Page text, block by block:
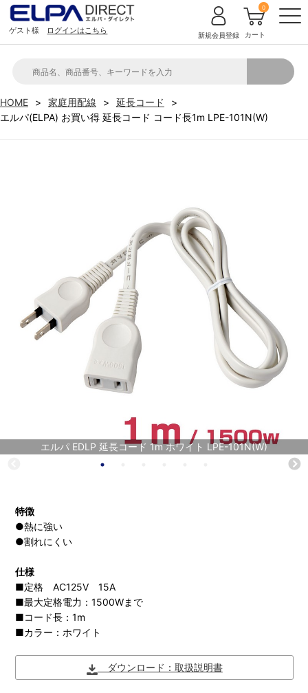
ゲスト様 ログインはこちら 新規会員登録 カート
0
HOME 家庭用配線
延長コード
エルパ(ELPA) お買い得 延長コード コード長1m LPE-101N(W)
エルパ EDLP 延長コード 1m ホワイト LPE-101N(W)
特徴
●熱に強い
●割れにくい
仕様
■定格 AC125V 15A
■最大定格電力：1500Wまで
■コード長：1m
■カラー：ホワイト
ダウンロード：取扱説明書